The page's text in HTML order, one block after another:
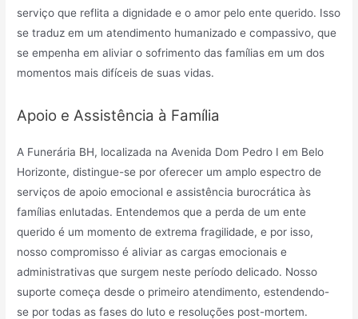
serviço que reflita a dignidade e o amor pelo ente querido. Isso
se traduz em um atendimento humanizado e compassivo, que
se empenha em aliviar o sofrimento das famílias em um dos
momentos mais difíceis de suas vidas.
Apoio e Assistência à Família
A Funerária BH, localizada na Avenida Dom Pedro I em Belo
Horizonte, distingue-se por oferecer um amplo espectro de
serviços de apoio emocional e assistência burocrática às
famílias enlutadas. Entendemos que a perda de um ente
querido é um momento de extrema fragilidade, e por isso,
nosso compromisso é aliviar as cargas emocionais e
administrativas que surgem neste período delicado. Nosso
suporte começa desde o primeiro atendimento, estendendo-
se por todas as fases do luto e resoluções post-mortem.